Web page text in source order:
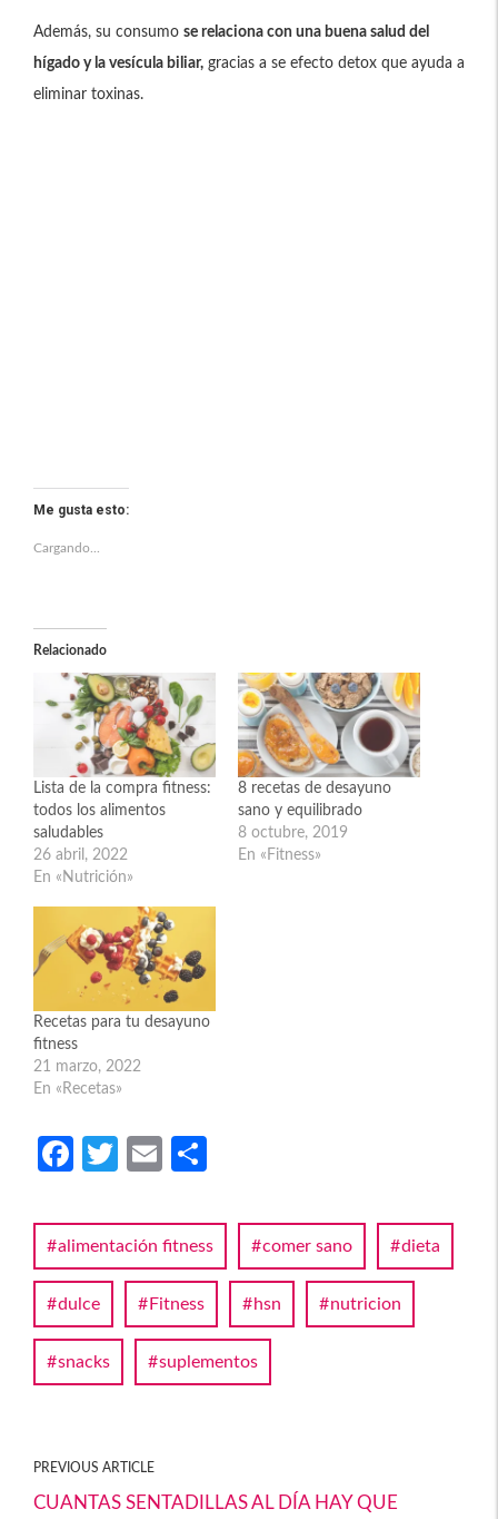
Además, su consumo se relaciona con una buena salud del
hígado y la vesícula biliar, gracias a se efecto detox que ayuda a
eliminar toxinas.
Me gusta esto:
Cargando...
Relacionado
Lista de la compra fitness:
todos los alimentos
saludables
26 abril, 2022
En «Nutrición»
8 recetas de desayuno
sano y equilibrado
8 octubre, 2019
En «Fitness»
Recetas para tu desayuno
fitness
21 marzo, 2022
En «Recetas»
Fa
b
o
o
k
T
itt
er
E
ail m
p
tir
alimentación fitness comer sano dieta
dulce Fitness hsn nutricion
snacks suplementos
PREVIOUS ARTICLE
CUANTAS SENTADILLAS AL DÍA HAY QUE